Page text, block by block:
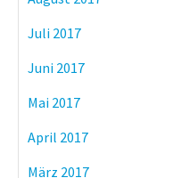
Juli 2017
Juni 2017
Mai 2017
April 2017
März 2017